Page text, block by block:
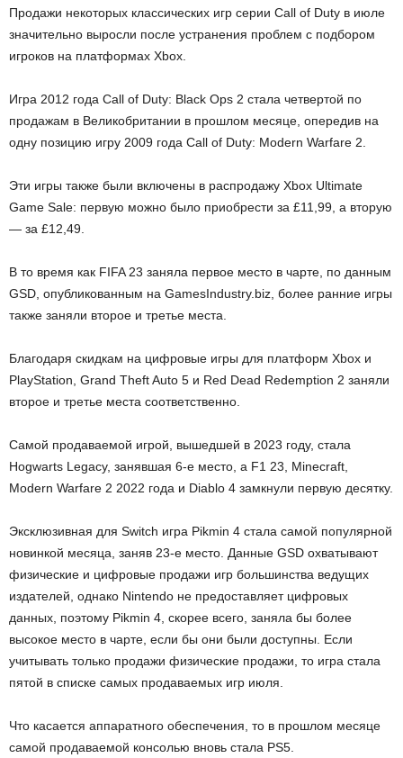
Продажи некоторых классических игр серии Call of Duty в июле
значительно выросли после устранения проблем с подбором
игроков на платформах Xbox.
Игра 2012 года Call of Duty: Black Ops 2 стала четвертой по
продажам в Великобритании в прошлом месяце, опередив на
одну позицию игру 2009 года Call of Duty: Modern Warfare 2.
Эти игры также были включены в распродажу Xbox Ultimate
Game Sale: первую можно было приобрести за £11,99, а вторую
— за £12,49.
В то время как FIFA 23 заняла первое место в чарте, по данным
GSD, опубликованным на GamesIndustry.biz, более ранние игры
также заняли второе и третье места.
Благодаря скидкам на цифровые игры для платформ Xbox и
PlayStation, Grand Theft Auto 5 и Red Dead Redemption 2 заняли
второе и третье места соответственно.
Самой продаваемой игрой, вышедшей в 2023 году, стала
Hogwarts Legacy, занявшая 6-е место, а F1 23, Minecraft,
Modern Warfare 2 2022 года и Diablo 4 замкнули первую десятку.
Эксклюзивная для Switch игра Pikmin 4 стала самой популярной
новинкой месяца, заняв 23-е место. Данные GSD охватывают
физические и цифровые продажи игр большинства ведущих
издателей, однако Nintendo не предоставляет цифровых
данных, поэтому Pikmin 4, скорее всего, заняла бы более
высокое место в чарте, если бы они были доступны. Если
учитывать только продажи физические продажи, то игра стала
пятой в списке самых продаваемых игр июля.
Что касается аппаратного обеспечения, то в прошлом месяце
самой продаваемой консолью вновь стала PS5.